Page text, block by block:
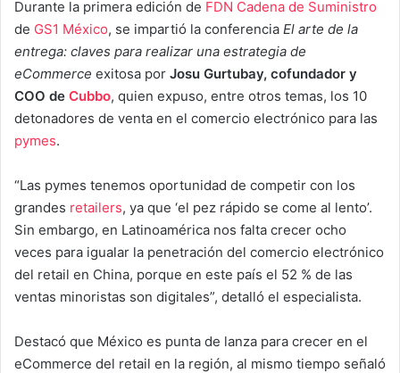
Durante la primera edición de FDN Cadena de Suministro
de GS1 México, se impartió la conferencia El arte de la
entrega: claves para realizar una estrategia de
eCommerce exitosa por Josu Gurtubay, cofundador y
COO de Cubbo, quien expuso, entre otros temas, los 10
detonadores de venta en el comercio electrónico para las
pymes.
“Las pymes tenemos oportunidad de competir con los
grandes retailers, ya que ‘el pez rápido se come al lento’.
Sin embargo, en Latinoamérica nos falta crecer ocho
veces para igualar la penetración del comercio electrónico
del retail en China, porque en este país el 52 % de las
ventas minoristas son digitales”, detalló el especialista.
Destacó que México es punta de lanza para crecer en el
eCommerce del retail en la región, al mismo tiempo señaló